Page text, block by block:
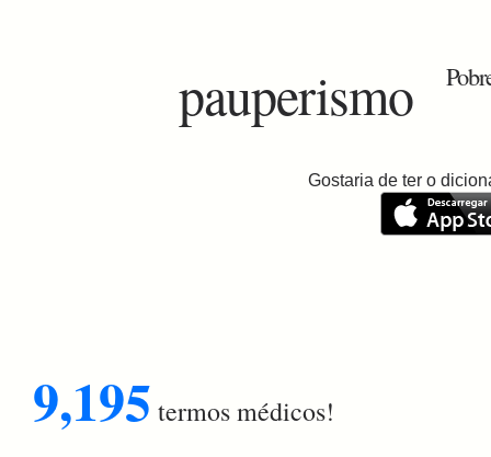
pauperismo
Gostaria de ter o
9,195 termos médicos!